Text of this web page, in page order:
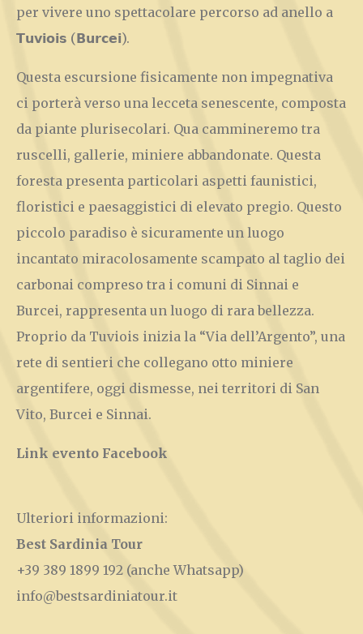
per vivere uno spettacolare percorso ad anello a
𝗧𝘂𝘃𝗶𝗼𝗶𝘀 (𝗕𝘂𝗿𝗰𝗲𝗶).
Questa escursione fisicamente non impegnativa
ci porterà verso una lecceta senescente, composta
da piante plurisecolari. Qua cammineremo tra
ruscelli, gallerie, miniere abbandonate. Questa
foresta presenta particolari aspetti faunistici,
floristici e paesaggistici di elevato pregio. Questo
piccolo paradiso è sicuramente un luogo
incantato miracolosamente scampato al taglio dei
carbonai compreso tra i comuni di Sinnai e
Burcei, rappresenta un luogo di rara bellezza.
Proprio da Tuviois inizia la “Via dell’Argento”, una
rete di sentieri che collegano otto miniere
argentifere, oggi dismesse, nei territori di San
Vito, Burcei e Sinnai.
Link evento Facebook
Ulteriori informazioni:
Best Sardinia Tour
+39 389 1899 192 (anche Whatsapp)
info@bestsardiniatour.it